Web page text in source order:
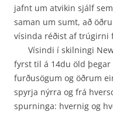
jafnt um atvikin sjálf
saman um sumt, að
vísinda réðist af trúgirni
Vísindi í skilningi
fyrst til á 14du öld þegar
furðusögum og öðrum
spyrja nýrra og frá
spurninga: hvernig og